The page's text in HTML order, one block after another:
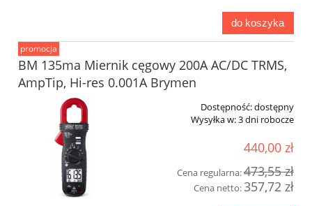
do koszyka
BM 135ma Miernik cęgowy 200A AC/DC TRMS,
AmpTip, Hi-res 0.001A Brymen
Dostępność:dostępny
Wysyłka w:3 dni robocze
440,00 zł
Cena regularna:473,55 zł
Cena netto:357,72 zł
promocja